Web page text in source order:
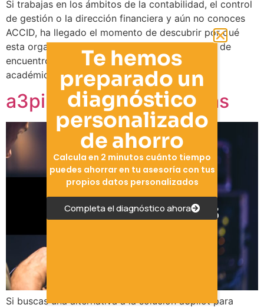
Si trabajas en los ámbitos de la contabilidad, el control
de gestión o la dirección financiera y aún no conoces
ACCID, ha llegado el momento de descubrir por qué
esta organización se ha convertido en el punto de
encuentro indispensable para profesionales y
académicos de toda Cataluña
a3pilot y sus alternativas
Si buscas una alternativa a la solución a3pilot para
Te hemos
preparado un
diagnóstico
personalizado
de ahorro
Calcula en 2 minutos cuánto tiempo
puedes ahorrar en tu asesoría con tus
propios datos personalizados
Completa el diagnóstico ahora